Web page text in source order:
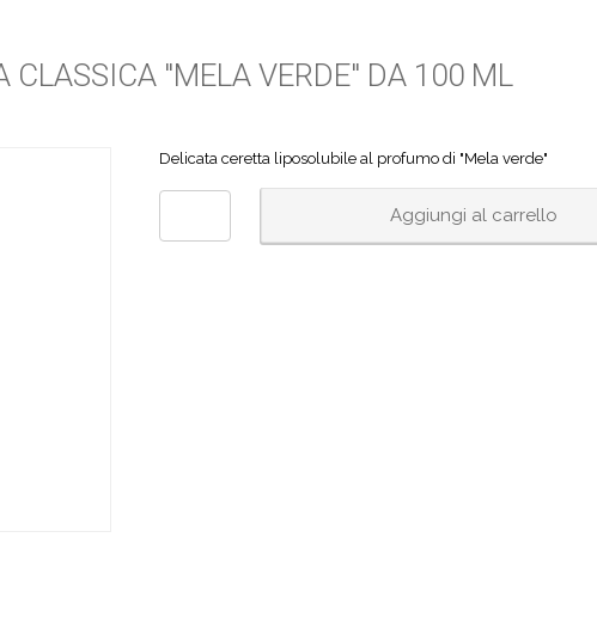
CLASSICA "MELA VERDE" DA 100 ML
Delicata ceretta liposolubile al profumo di "Mela verde"